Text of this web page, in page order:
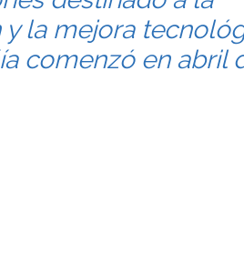
y la mejora
comenzó en abril